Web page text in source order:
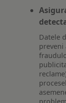
Datele
preveni